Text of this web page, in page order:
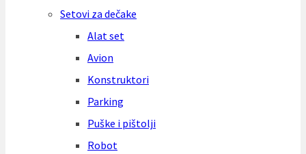
Setovi za dečake
Alat set
Avion
Konstruktori
Parking
Puške i pištolji
Robot